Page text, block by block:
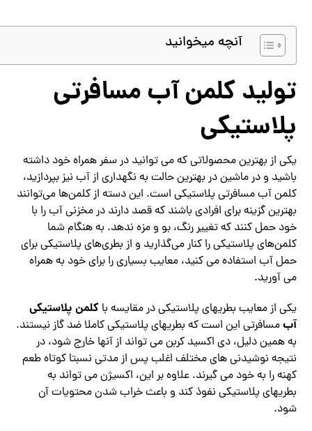
آنچه میخوانید
تولید کلمن آب مسافرتی
پلاستیکی
یکی از بهترین محصولاتی که می توانید در سفر همراه خود داشته
باشید و در ماشین در بهترین حالت به نگهداری از آب نیز بپردازید،
کلمن آب مسافرتی پلاستیکی است. این دسته از کلمن‌ها می‌توانند
بهترین گزینه برای افرادی باشند که قصد دارند در مخزنی آب را با
خود حمل کنند که تغییر رنگ، بو و مزه ندهد. به هنگام شما
کلمن‌های پلاستیکی را کنار می‌گذارید و از بطری‌های پلاستیکی برای
حمل آب استفاده می‌ کنید، معایب بسیاری را برای خود به همراه
می آورید.
یکی از معایب بطریهای پلاستیکی در مقایسه با کلمن پلاستیکی
آبمسافرتی این است که بطریهای پلاستیکی کاملا ضد گاز نیستند.
به همین دلیل، دی اکسید کربن می تواند از آنها خارج شود، در
نتیجه نوشیدنی های مختلف اغلب پس از مدتی نسبتا کوتاه طعم
کهنه را به خود می‌ گیرند. علاوه بر این، اکسیژن می تواند به
بطریهای پلاستیکی نفوذ کند و باعث خراب شدن محتویات آن
شود.